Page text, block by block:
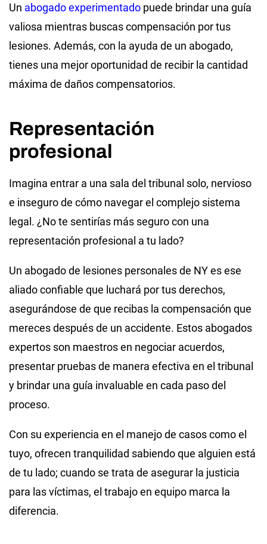
Un abogado experimentado puede brindar una guía
valiosa mientras buscas compensación por tus
lesiones. Además, con la ayuda de un abogado,
tienes una mejor oportunidad de recibir la cantidad
máxima de daños compensatorios.
Representación
profesional
Imagina entrar a una sala del tribunal solo, nervioso
e inseguro de cómo navegar el complejo sistema
legal. ¿No te sentirías más seguro con una
representación profesional a tu lado?
Un abogado de lesiones personales de NY es ese
aliado confiable que luchará por tus derechos,
asegurándose de que recibas la compensación que
mereces después de un accidente. Estos abogados
expertos son maestros en negociar acuerdos,
presentar pruebas de manera efectiva en el tribunal
y brindar una guía invaluable en cada paso del
proceso.
Con su experiencia en el manejo de casos como el
tuyo, ofrecen tranquilidad sabiendo que alguien está
de tu lado; cuando se trata de asegurar la justicia
para las víctimas, el trabajo en equipo marca la
diferencia.